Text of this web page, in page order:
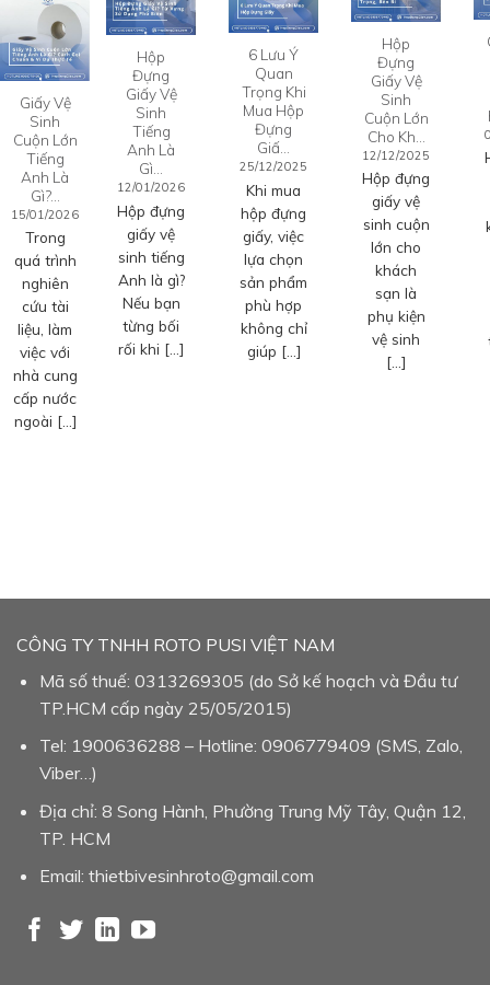
Giấy Vệ
Sinh
Cuộn Lớn
Tiếng
Anh Là
Gì?…
15/01/2026
Trong
quá trình
nghiên
cứu tài
liệu, làm
việc với
nhà cung
cấp nước
ngoài […]
Hộp
Đựng
Giấy Vệ
Sinh
Tiếng
Anh Là
Gì…
12/01/2026
Hộp đựng
giấy vệ
sinh tiếng
Anh là gì?
Nếu bạn
từng bối
rối khi […]
6 Lưu Ý
Quan
Trọng Khi
Mua Hộp
Đựng
Giấ…
25/12/2025
Khi mua
hộp đựng
giấy, việc
lựa chọn
sản phẩm
phù hợp
không chỉ
giúp […]
Hộp
Đựng
Giấy Vệ
Sinh
Cuộn Lớn
Cho Kh…
12/12/2025
Hộp đựng
giấy vệ
sinh cuộn
lớn cho
khách
sạn là
phụ kiện
vệ sinh
[…]
CÔNG TY TNHH ROTO PUSI VIỆT NAM
Mã số thuế: 0313269305 (do Sở kế hoạch và Đầu tư
TP.HCM cấp ngày 25/05/2015)
Tel: 1900636288 – Hotline: 0906779409 (SMS, Zalo,
Viber…)
Địa chỉ: 8 Song Hành, Phường Trung Mỹ Tây, Quận 12,
TP. HCM
Email: thietbivesinhroto@gmail.com